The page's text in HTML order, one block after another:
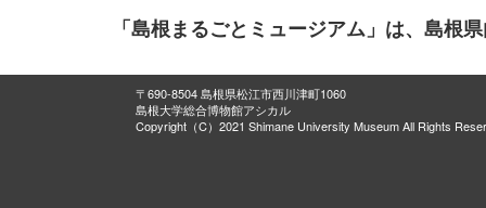
「島根まるごとミュージアム」は、島根
〒690-8504 島根県松江市西川津町1060
島根大学総合博物館アシカル
Copyright（C）2021 Shimane University Museum All Rights